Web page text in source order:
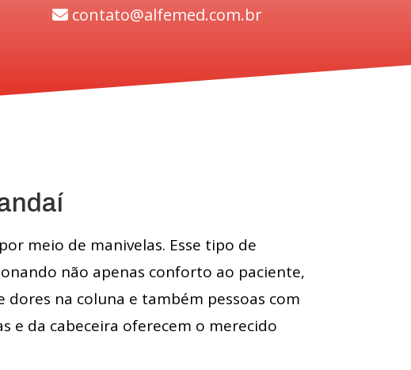
contato@alfemed.com.br
meio de manivelas. Esse tipo de
não apenas conforto ao paciente,
na coluna e também pessoas com
e da cabeceira oferecem o merecido